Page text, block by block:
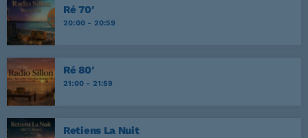
Ré 70′
20:00 - 20:59
Ré 80′
21:00 - 21:59
Retiens La Nuit